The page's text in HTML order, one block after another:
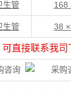
生管 168
生管 38
直接联系我